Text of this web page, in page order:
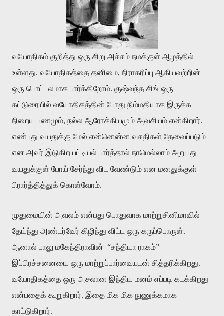
வயோதிகம் குறித்து ஒரு சிறு அச்சம் நமக்குள் ஆழத்தில்
உள்ளது. வயோதிகத்தை தனிமை, நிராகரிப்பு ஆகியவற்றின்
ஒரு பொட்டலமாக பார்க்கிறோம். குஷ்வந்த சிங் ஒரு
கட்டுரையில் வயோதிகத்தின் போது நிம்மதியாக இருக்க
நிறைய பணமும், நல்ல ஆரோக்கியமும் அவசியம் என்கிறார்.
எண்பது வயதுக்கு மேல் என்னென்ன வசதிகள் தேவைப்படும்
என அவர் இடுகிற பட்டியல் பார்த்தால் நாமெல்லாம் அறுபது
வயதுக்குள் போய் சேர்ந்து விட வேண்டும் என மனதுக்குள்
பிரார்த்தித்துக் கொள்வோம்.
முதுமையின் அவலம் என்பது பொதுவாக மாற்றுசினிமாவில்
தேய்ந்து அண்டர்வேர் கிழிந்து விட்ட ஒரு கருப்பொருள்.
ஆனால் பாலு மகேந்திராவின் “சந்தியா ராகம்”
இப்பிரச்சனையை ஒரு மாற்றுப்பார்வையுடன் சித்தரிக்கிறது.
வயோதிகத்தை ஒரு அசலான இந்திய மனம் எப்படி கடக்கிறது
என்பதைக் கூறுகிறார். இதை மிக மிக நுணுக்கமாக
காட்டுகிறார்.